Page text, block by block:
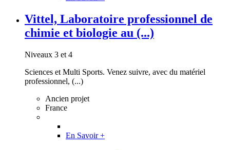
Vittel, Laboratoire professionnel de
chimie et biologie au (...)
Niveaux 3 et 4
Sciences et Multi Sports. Venez suivre, avec du matériel
professionnel, (...)
Ancien projet
France
En Savoir +